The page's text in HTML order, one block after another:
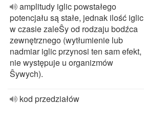
amplitudy iglic powstałego
potencjału są stałe, jednak ilość iglic
w czasie zaleŜy od rodzaju bodźca
zewnętrznego (wytłumienie lub
nadmiar iglic przynosi ten sam efekt,
nie występuje u organizmów
Ŝywych).
kod przedziałów